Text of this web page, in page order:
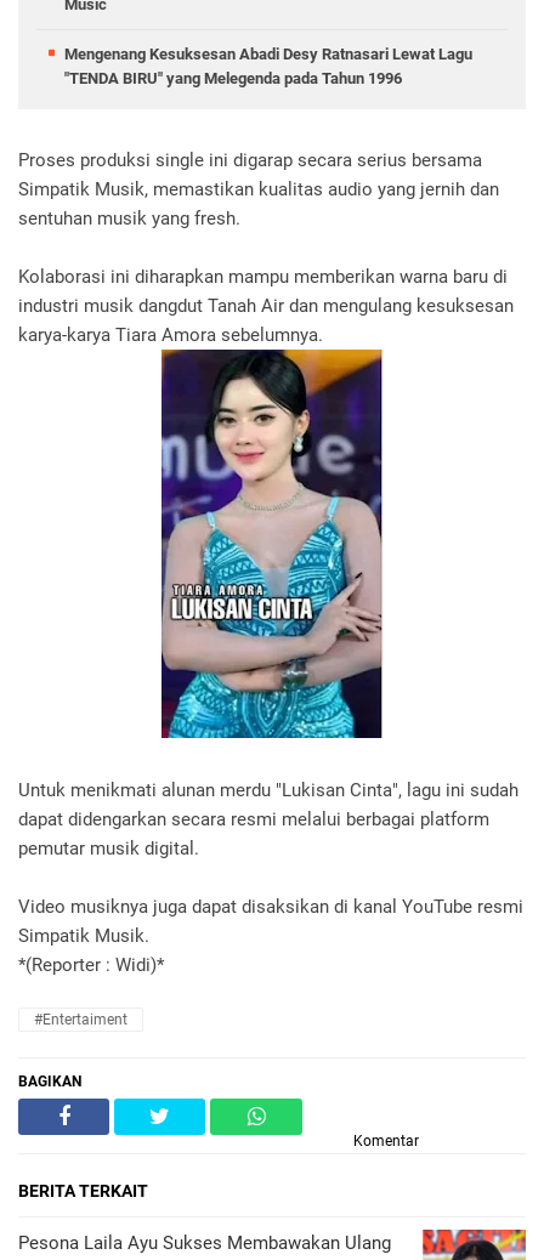
Music
Mengenang Kesuksesan Abadi Desy Ratnasari Lewat Lagu
"TENDA BIRU" yang Melegenda pada Tahun 1996
Proses produksi single ini digarap secara serius bersama
Simpatik Musik, memastikan kualitas audio yang jernih dan
sentuhan musik yang fresh.
Kolaborasi ini diharapkan mampu memberikan warna baru di
industri musik dangdut Tanah Air dan mengulang kesuksesan
karya-karya Tiara Amora sebelumnya.
Untuk menikmati alunan merdu "Lukisan Cinta", lagu ini sudah
dapat didengarkan secara resmi melalui berbagai platform
pemutar musik digital.
Video musiknya juga dapat disaksikan di kanal YouTube resmi
Simpatik Musik.
*(Reporter : Widi)*
#Entertaiment
BAGIKAN
Komentar
BERITA TERKAIT
Pesona Laila Ayu Sukses Membawakan Ulang